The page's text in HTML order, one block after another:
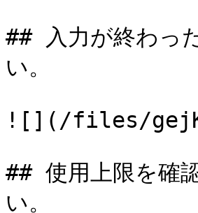
## 入力が終わっ
い。
![](/files/
## 使用上限を確
い。